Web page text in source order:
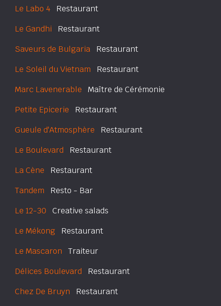
Le Labo 4 Restaurant
Le Gandhi Restaurant
Saveurs de Bulgaria Restaurant
Le Soleil du Vietnam Restaurant
Marc Lavenerable Maître de Cérémonie
Petite Epicerie Restaurant
Gueule d'Atmosphère Restaurant
Le Boulevard Restaurant
La Cène Restaurant
Tandem Resto - Bar
Le 12-30 Creative salads
Le Mékong Restaurant
Le Mascaron Traiteur
Délices Boulevard Restaurant
Chez De Bruyn Restaurant